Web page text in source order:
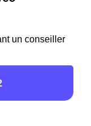
un conseiller